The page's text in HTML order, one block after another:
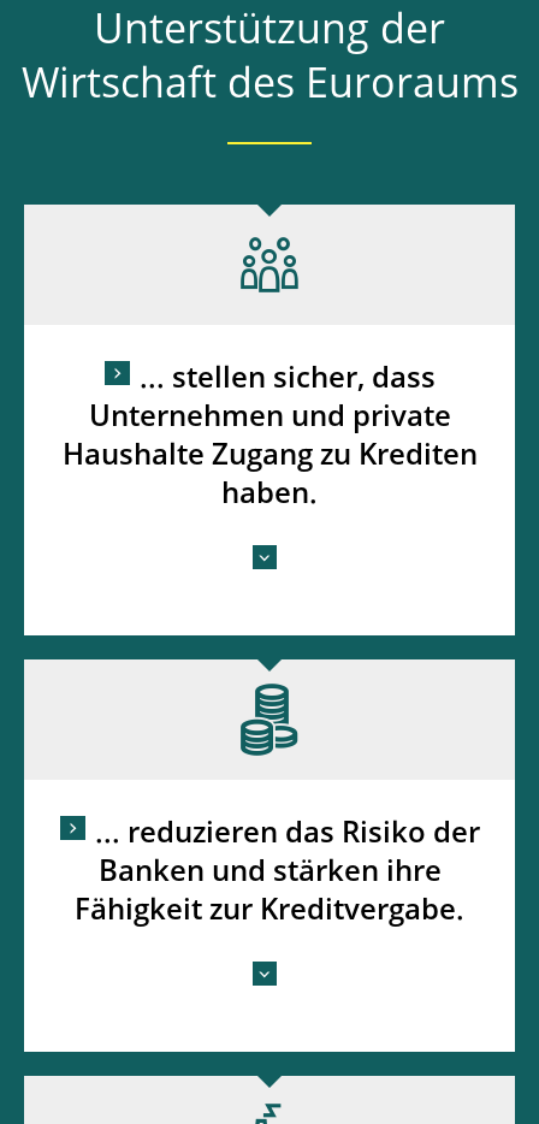
Unterstützung der
Wirtschaft des Euroraums
... stellen sicher, dass
Unternehmen und private
Haushalte Zugang zu Krediten
haben.
... reduzieren das Risiko der
Banken und stärken ihre
Fähigkeit zur Kreditvergabe.